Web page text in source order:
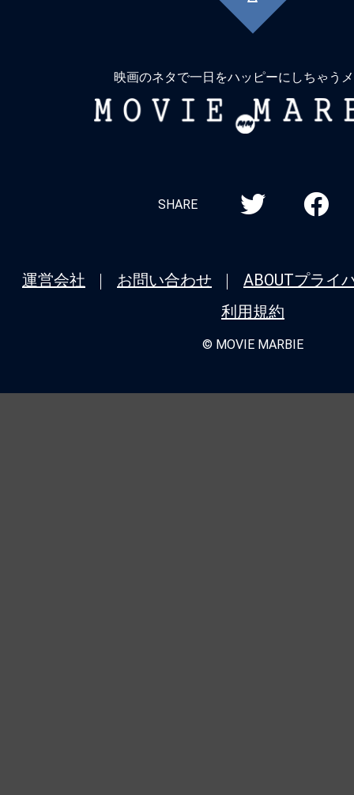
に
映画のネタで一日をハッピーにしちゃう
MOVIE
SHARE
運営会社 お問い合わせ ABOUTプライ
利用規約
© MOVIE MARBIE